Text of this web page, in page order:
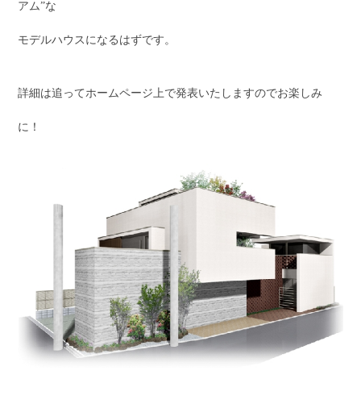
アム”な
モデルハウスになるはずです。
詳細は追ってホームページ上で発表いたしますのでお楽しみ
に！